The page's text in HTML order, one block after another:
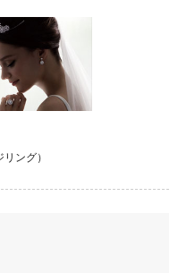
ング）